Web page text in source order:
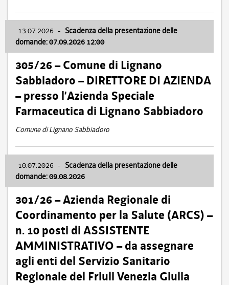
13.07.2026 - Scadenza della presentazione delle
domande: 07.09.2026 12:00
305/26 – Comune di Lignano
Sabbiadoro – DIRETTORE DI AZIENDA
– presso l’Azienda Speciale
Farmaceutica di Lignano Sabbiadoro
Comune di Lignano Sabbiadoro
10.07.2026 - Scadenza della presentazione delle
domande: 09.08.2026
301/26 – Azienda Regionale di
Coordinamento per la Salute (ARCS) –
n. 10 posti di ASSISTENTE
AMMINISTRATIVO – da assegnare
agli enti del Servizio Sanitario
Regionale del Friuli Venezia Giulia